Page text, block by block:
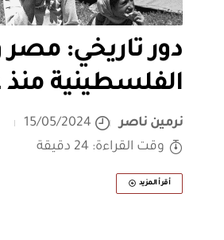
دور تاريخي: مصر
الفلسطينية منذ
نرمين ناصر
15/05/2024
وقت القراءة: 24 دقيقة
أقرأ المزيد